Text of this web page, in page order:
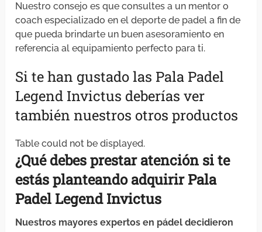
Nuestro consejo es que consultes a un mentor o
coach especializado en el deporte de padel a fin de
que pueda brindarte un buen asesoramiento en
referencia al equipamiento perfecto para ti.
Si te han gustado las Pala Padel
Legend Invictus deberías ver
también nuestros otros productos
Table could not be displayed.
¿Qué debesprestar atención site
estás planteando adquirirPala
Padel Legend Invictus
Nuestros mayores expertos en pádel decidieron